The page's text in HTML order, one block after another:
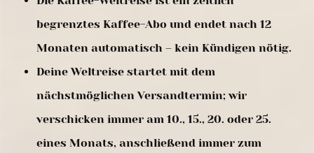
begrenztes Kaffee-Abo und endet nach 12
Monaten automatisch – kein Kündigen nötig.
Deine Weltreise startet mit dem
nächstmöglichen Versandtermin; wir
verschicken immer am 10., 15., 20. oder 25.
eines Monats, anschließend immer zum